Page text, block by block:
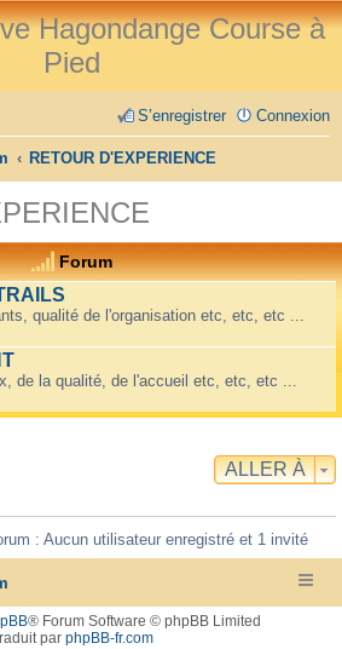
Hagondange Course à
Pied
Connexion
S’enregistrer
RETOUR D'EXPERIENCE
Forum
qualité de l'organisation etc, etc, etc ...
de la qualité, de l'accueil etc, etc, etc ...
ALLER À
: Aucun utilisateur enregistré et 1 invité
® Forum Software © phpBB Limited
par phpBB-fr.com